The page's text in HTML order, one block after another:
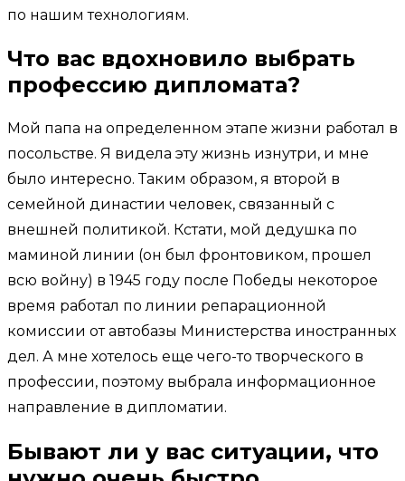
по нашим технологиям.
Что вас вдохновило выбрать
профессию дипломата?
Мой папа на определенном этапе жизни работал в
посольстве. Я видела эту жизнь изнутри, и мне
было интересно. Таким образом, я второй в
семейной династии человек, связанный с
внешней политикой. Кстати, мой дедушка по
маминой линии (он был фронтовиком, прошел
всю войну) в 1945 году после Победы некоторое
время работал по линии репарационной
комиссии от автобазы Министерства иностранных
дел. А мне хотелось еще чего-то творческого в
профессии, поэтому выбрала информационное
направление в дипломатии.
Бывают ли у вас ситуации, что